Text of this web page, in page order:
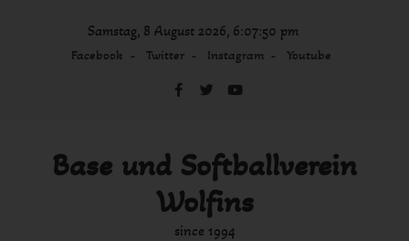
Samstag, 8 August 2026, 6:07:50 pm
Facebook Twitter Instagram Youtube
Base und Softballverein
Wolfins
since 1994